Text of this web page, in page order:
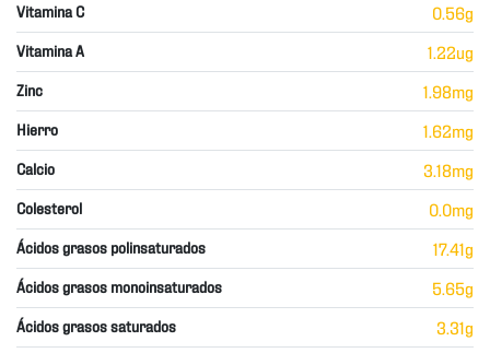
Vitamina C 0.56g
Vitamina A 1.22ug
Zinc 1.98mg
Hierro 1.62mg
Calcio 3.18mg
Colesterol 0.0mg
Ácidos grasos polinsaturados 17.41g
Ácidos grasos monoinsaturados 5.65g
Ácidos grasos saturados 3.31g